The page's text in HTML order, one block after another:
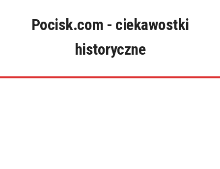
Pocisk.com - ciekawostki
historyczne